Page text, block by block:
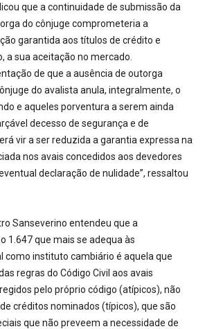
que a continuidade de submissão da
do cônjuge comprometeria a
garantida aos títulos de crédito e
a sua aceitação no mercado.
de que a ausência de outorga
do avalista anula, integralmente, o
e aqueles porventura a serem ainda
decesso de segurança e de
vir a ser reduzida a garantia expressa na
nos avais concedidos aos devedores
declaração de nulidade”, ressaltou
Sanseverino entendeu que a
1.647 que mais se adequa às
como instituto cambiário é aquela que
regras do Código Civil aos avais
pelo próprio código (atípicos), não
créditos nominados (típicos), que são
que não preveem a necessidade de